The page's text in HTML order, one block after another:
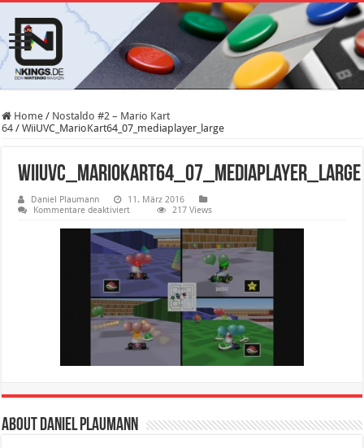
Home / Nostaldo #2 – Mario Kart
64 / WiiUVC_MarioKart64_07_mediaplayer_large
WiiUVC_MarioKart64_07_mediaplayer_large
Daniel Plaumann
11. März 2016
Kommentare deaktiviertfür
217 Views
About Daniel Plaumann